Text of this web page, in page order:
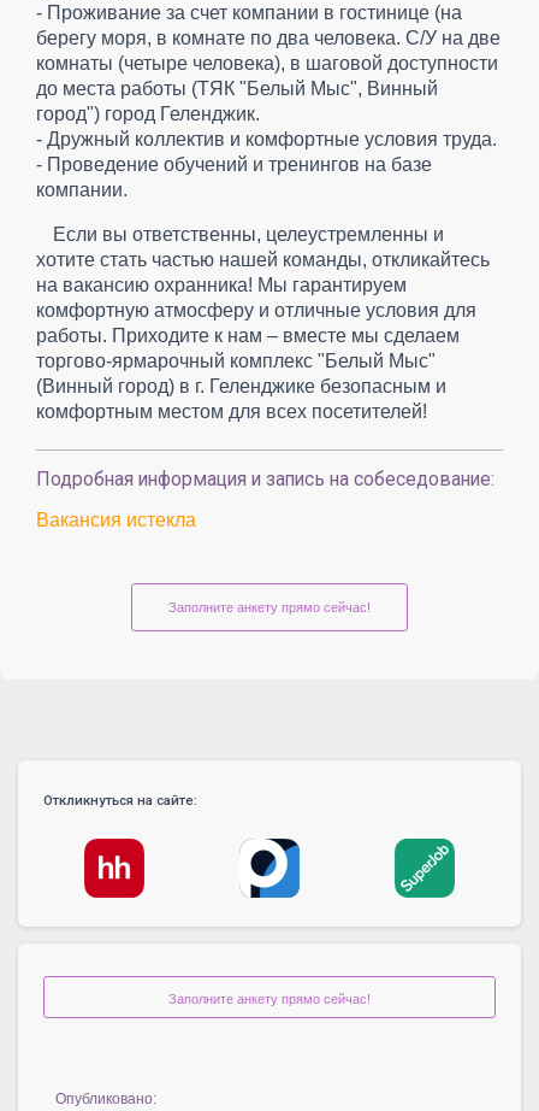
- Проживание за счет компании в гостинице (на
берегу моря, в комнате по два человека. С/У на две
комнаты (четыре человека), в шаговой доступности
до места работы (ТЯК "Белый Мыс", Винный
город") город Геленджик.
- Дружный коллектив и комфортные условия труда.
- Проведение обучений и тренингов на базе
компании.
Если вы ответственны, целеустремленны и
хотите стать частью нашей команды, откликайтесь
на вакансию охранника! Мы гарантируем
комфортную атмосферу и отличные условия для
работы. Приходите к нам – вместе мы сделаем
торгово-ярмарочный комплекс "Белый Мыс"
(Винный город) в г. Геленджике безопасным и
комфортным местом для всех посетителей!
Подробная информация и запись на собеседование:
Вакансия истекла
Заполните анкету прямо сейчас!
Откликнуться на сайте:
Заполните анкету прямо сейчас!
Опубликовано: